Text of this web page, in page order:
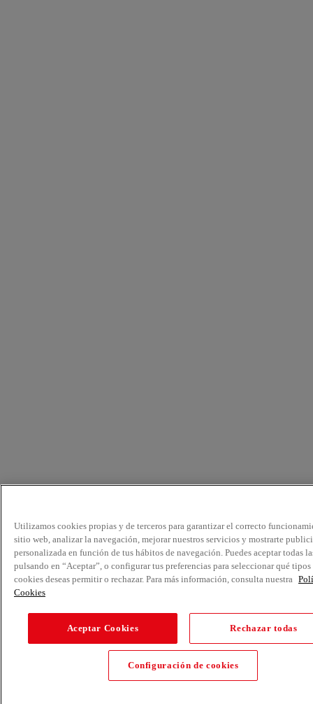
Utilizamos cookies propias y de terceros para garantizar el correcto
sitio web, analizar la navegación, mejorar nuestros servicios y mostrarte
personalizada en función de tus hábitos de navegación. Puedes aceptar todas
pulsando en “Aceptar”, o configurar tus preferencias para seleccionar qué tipos
cookies deseas permitir o rechazar. Para más información, consulta nuestra
Cookies
Aceptar Cookies Rechazar todas
Configuración de cookies